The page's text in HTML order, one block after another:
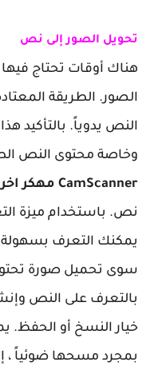
تحويل الصور إلى نص
هناك أوقات تحتاج
الصور. الطريقة
النص يدوياً. بالتأكيد
وخاصة محتوى النص
CamScanner مهكر اخر تحديث
نص. باستخدام ميزة
يمكنك التعرف
سوى تحميل صورة
بالتعرف على النص
خيار النسخ أو الحفظ.